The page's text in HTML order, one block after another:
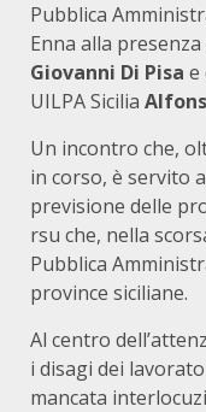
Pubblica
Enna alla
Giovanni Di Pisa e
UILPA Sicilia
Un incontro che,
in corso, è servito
previsione delle
rsu che, nella
Pubblica
province siciliane.
Al centro
i disagi dei
mancata